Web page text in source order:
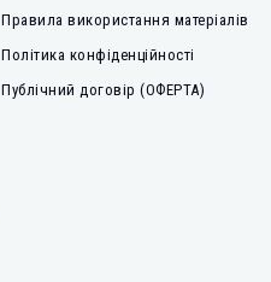
Правила використання матеріалів
Політика конфіденційності
Публічний договір (ОФЕРТА)